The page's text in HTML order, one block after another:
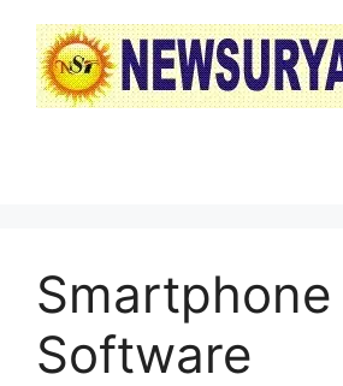
content
Smartphone
Software